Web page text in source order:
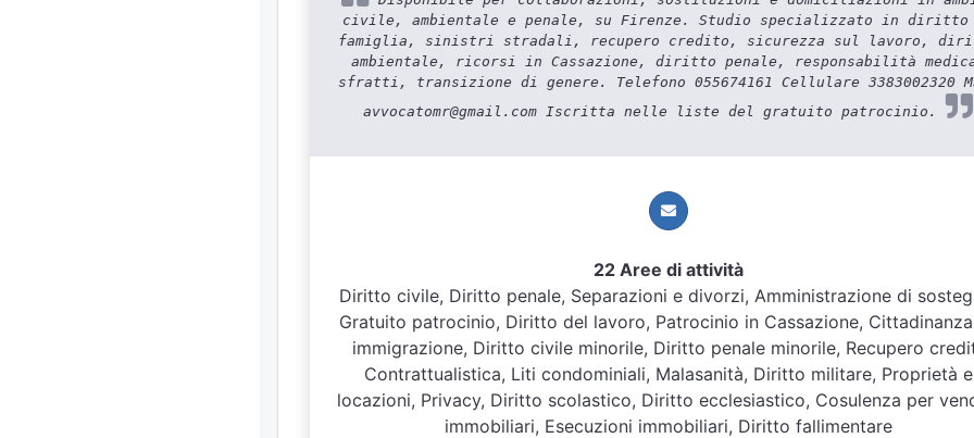
civile, ambientale e penale, su Firenze. Studio specializzato in diritto
famiglia, sinistri stradali, recupero credito, sicurezza sul lavoro,
ambientale, ricorsi in Cassazione, diritto penale, responsabilità
sfratti, transizione di genere. Telefono 055674161 Cellulare 3383002320
avvocatomr@gmail.com Iscritta nelle liste del gratuito patrocinio.
22 Aree di attività
Diritto civile, Diritto penale, Separazioni e divorzi, Amministrazione di
Gratuito patrocinio, Diritto del lavoro, Patrocinio in Cassazione,
immigrazione, Diritto civile minorile, Diritto penale minorile, Recupero
Contrattualistica, Liti condominiali, Malasanità, Diritto militare, Proprietà e
locazioni, Privacy, Diritto scolastico, Diritto ecclesiastico, Cosulenza per
immobiliari, Esecuzioni immobiliari, Diritto fallimentare